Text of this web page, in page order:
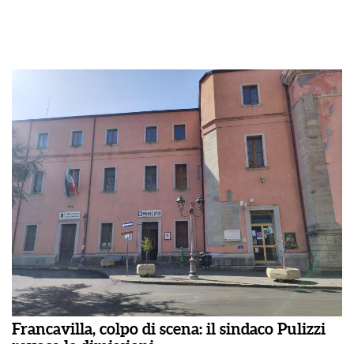
Francavilla, colpo di scena: il sindaco Pulizzi